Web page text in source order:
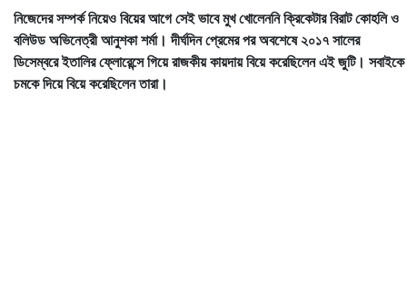
নিজেদের সম্পর্ক নিয়েও বিয়ের আগে সেই ভাবে মুখ খোলেননি ক্রিকেটার বিরাট কোহলি ও
বলিউড অভিনেত্রী আনুশকা শর্মা। দীর্ঘদিন প্রেমের পর অবশেষে ২০১৭ সালের
ডিসেম্বরে ইতালির ফ্লোরেন্সে গিয়ে রাজকীয় কায়দায় বিয়ে করেছিলেন এই জুটি। সবাইকে
চমকে দিয়ে বিয়ে করেছিলেন তারা।